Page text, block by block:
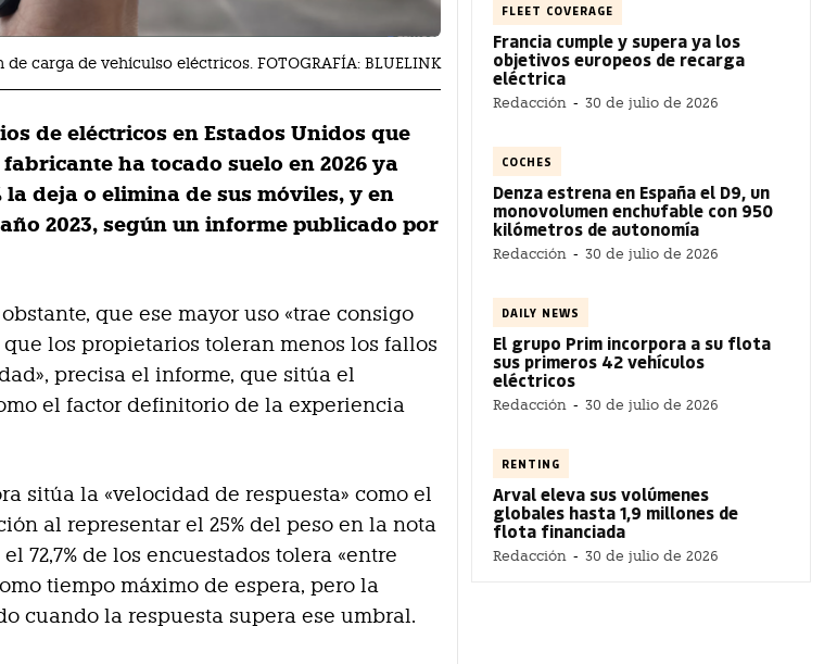
carga de vehículso eléctricos. FOTOGRAFÍA: BLUELINK
de eléctricos en Estados Unidos que
ha tocado suelo en 2026 ya
la deja o elimina de sus móviles, y en
2023, según un informe publicado por
que ese mayor uso «trae consigo
los propietarios toleran menos los fallos
precisa el informe, que sitúa el
el factor definitorio de la experiencia
sitúa la «velocidad de respuesta» como el
al representar el 25% del peso en la nota
72,7% de los encuestados tolera «entre
tiempo máximo de espera, pero la
cuando la respuesta supera ese umbral.
FLEET COVERAGE
Francia cumple y supera ya los
objetivos europeos de recarga
eléctrica
Redacción - 30 de julio de 2026
COCHES
Denza estrena en España el D9, un
monovolumen enchufable con 950
kilómetros de autonomía
Redacción - 30 de julio de 2026
DAILY NEWS
El grupo Prim incorpora a su flota
sus primeros 42 vehículos
eléctricos
Redacción - 30 de julio de 2026
RENTING
Arval eleva sus volúmenes
globales hasta 1,9 millones de
flota financiada
Redacción - 30 de julio de 2026